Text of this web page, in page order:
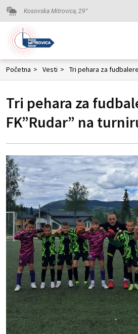
Kosovska Mitrovica, 29°
Početna > Vesti >
Tri pehara za
FK”Rudar” na